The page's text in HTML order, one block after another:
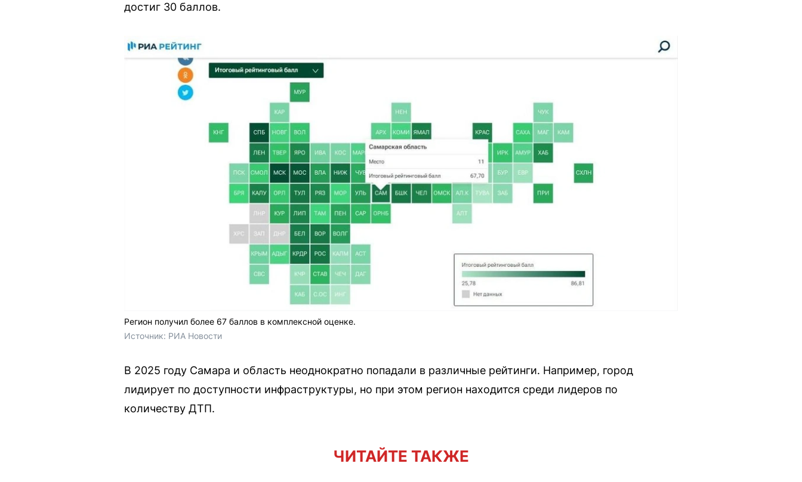
достиг 30 баллов.
Регион получил более 67 баллов в комплексной оценке.
Источник: РИА Новости
В 2025 году Самара и область неоднократно попадали в различные рейтинги. Например, город
лидирует по доступности инфраструктуры, но при этом регион находится среди лидеров по
количеству ДТП.
ЧИТАЙТЕ ТАКЖЕ